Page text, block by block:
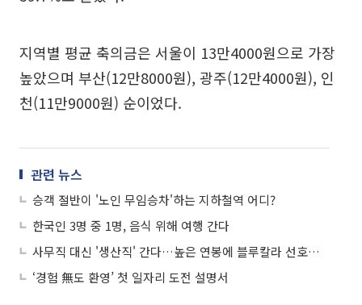
지역별 평균 축의금은 서울이 13만4000원으로 가장
높았으며 부산(12만8000원), 광주(12만4000원), 인
천(11만9000원) 순이었다.
관련 뉴스
승객 절반이 '노인 무임승차'하는 지하철역 어디?
한국인 3명 중 1명, 음식 위해 여행 간다
사무직 대신 '생산직' 간다…높은 연봉에 블루칼라 선호도↑
‘경험 無도 환영’ 첫 일자리 도전 설명서